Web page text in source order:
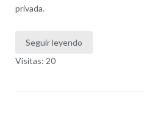
privada.
Seguir leyendo
Visitas: 20